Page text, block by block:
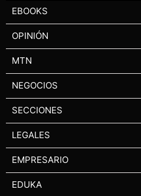
EBOOKS
OPINIÓN
MTN
NEGOCIOS
SECCIONES
LEGALES
EMPRESARIO
EDUKA